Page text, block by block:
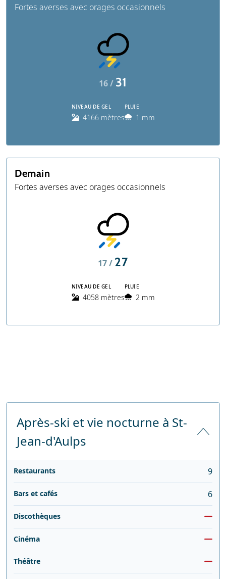
Fortes averses avec orages occasionnels
16 / 31
NIVEAU DE GEL
4166 mètres
PLUIE
1 mm
Demain
Fortes averses avec orages occasionnels
17 / 27
NIVEAU DE GEL
4058 mètres
PLUIE
2 mm
Après-ski et vie nocturne à St-
Jean-d'Aulps
Restaurants 9
Bars et cafés 6
Discothèques
Cinéma
Théâtre